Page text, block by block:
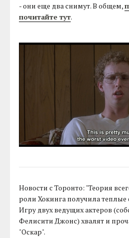
- они еще два снимут. В общем,
почитайте тут.
Новости с Торонто: "Теория
роли Хокинга получила
Игру двух ведущих актеров
Фелисити Джонс) хвалят и
"Оскар".